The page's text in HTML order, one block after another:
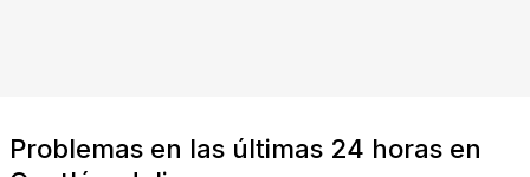
Problemas en las últimas 24 horas en